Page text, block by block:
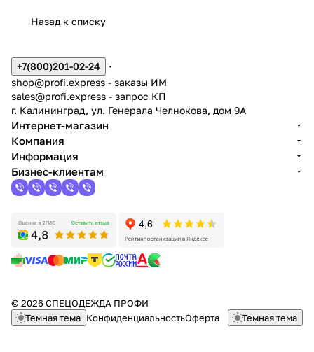
Назад к списку
+7(800)201-02-24
shop@profi.express - заказы ИМ
sales@profi.express - запрос КП
г. Калининград, ул. Генерала Челнокова, дом 9A
Интернет-магазин
Компания
Информация
Бизнес-клиентам
© 2026 СПЕЦОДЕЖДА ПРОФИ
Темная тема КонфиденциальностьОферта Темная тема